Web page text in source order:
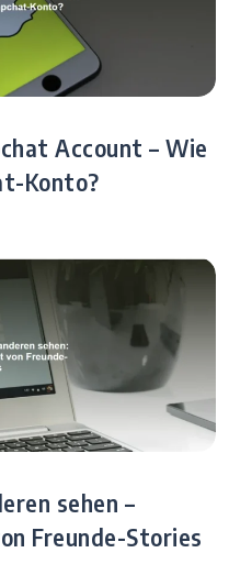
Account – Wie
Konto?
sehen –
Freunde-Stories